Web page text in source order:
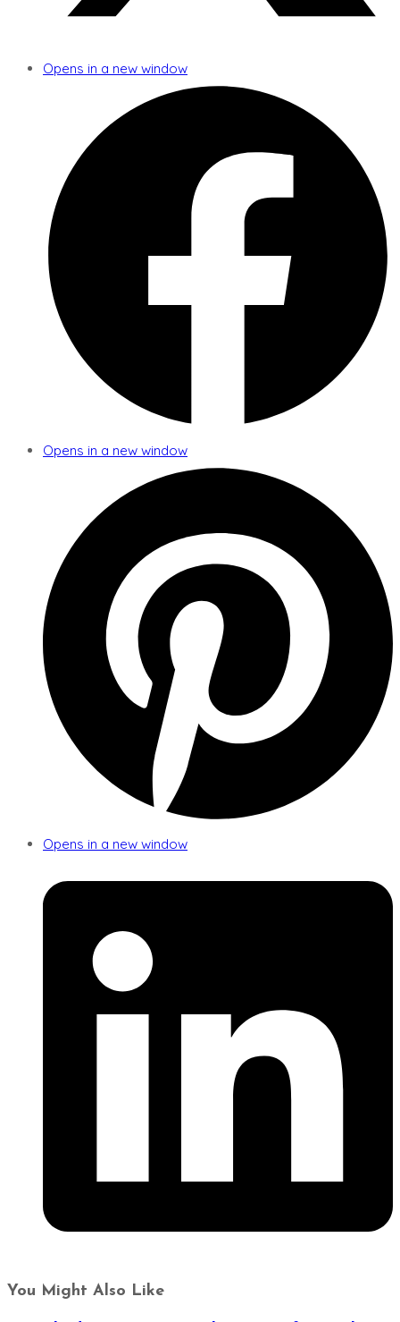
Opens in a new window
Opens in a new window
Opens in a new window
You Might Also Like